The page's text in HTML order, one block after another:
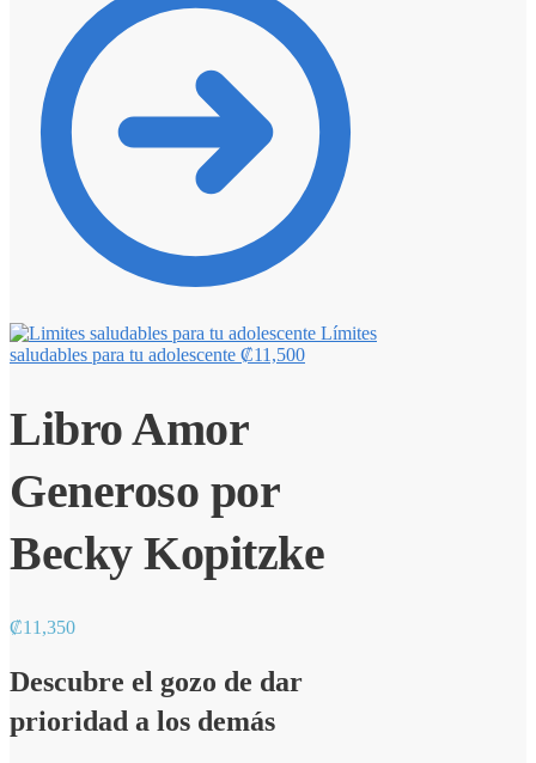
Límites
saludables para tu adolescente ₡11,500
Libro Amor
Generoso por
Becky Kopitzke
₡11,350
Descubre el gozo de dar
prioridad a los demás